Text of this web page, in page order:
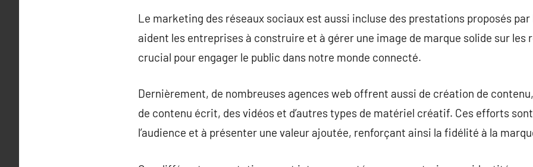
Le marketing des réseaux sociaux est aussi incluse des prestations proposés par
aident les entreprises à construire et à gérer une image de marque solide sur les
crucial pour engager le public dans notre monde connecté.
Dernièrement, de nombreuses agences web offrent aussi de création de
de contenu écrit, des vidéos et d’autres types de matériel créatif. Ces efforts
l’audience et à présenter une valeur ajoutée, renforçant ainsi la fidélité à la